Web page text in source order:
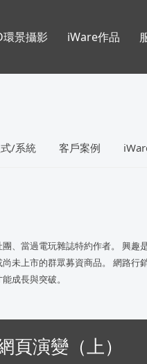
/系統 客戶案例
、當過電玩雜誌特約作者。 興趣
未上市的群眾募資商品。 網路行
成長與突破。
演變（上）